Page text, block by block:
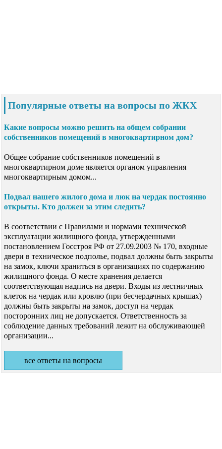
Популярные ответы на вопросы по ЖКХ
Какие вопросы можно решить на общем собрании
собственников помещений в многоквартирном дом?
Общее собрание собственников помещений в
многоквартирном доме является органом управления
многоквартирным домом...
Подвал нашего жилого дома и люк на чердак постоянно
открыты. Кто должен за этим следить?
В соответствии с Правилами и нормами технической
эксплуатации жилищного фонда, утвержденными
постановлением Госстроя РФ от 27.09.2003 № 170, входные
двери в техническое подполье, подвал должны быть закрыты
на замок, ключи храниться в организациях по содержанию
жилищного фонда. О месте хранения делается
соответствующая надпись на двери. Входы из лестничных
клеток на чердак или кровлю (при бесчердачных крышах)
должны быть закрыты на замок, доступ на чердак
посторонних лиц не допускается. Ответственность за
соблюдение данных требований лежит на обслуживающей
организации...
все ответы на вопросы